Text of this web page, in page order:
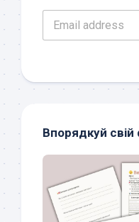
a
*
Впорядкуй свій